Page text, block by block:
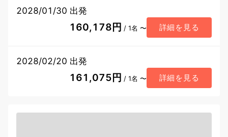
2028/01/30 出発
160,178円 / 1名 〜 詳細を見る
2028/02/20 出発
161,075円 / 1名 〜 詳細を見る